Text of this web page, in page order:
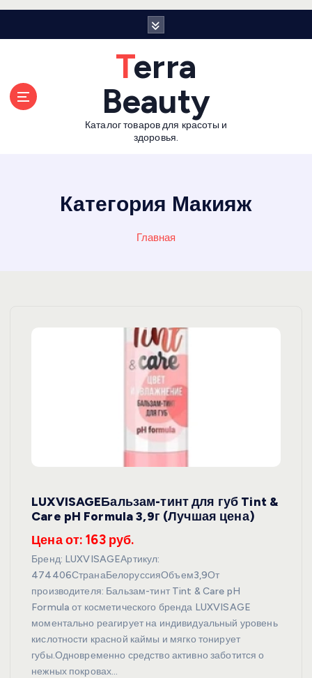
Terra
Beauty
Каталог товаров для красоты и
здоровья.
Категория Макияж
Главная
LUXVISAGEБальзам-тинт для губ Tint &
Care pH Formula 3,9г (Лучшая цена)
Цена от: 163 руб.
Бренд: LUXVISAGEАртикул:
474406СтранаБелоруссияОбъем3,9От
производителя: Бальзам-тинт Tint & Care pH
Formula от косметического бренда LUXVISAGE
моментально реагирует на индивидуальный уровень
кислотности красной каймы и мягко тонирует
губы.Одновременно средство активно заботится о
нежных покровах…